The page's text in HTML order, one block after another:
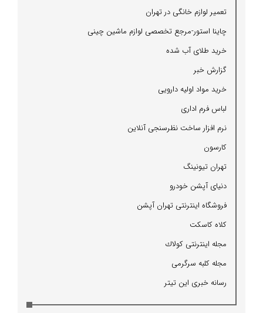
تعمیر لوازم خانگی در تهران
چاینا استور-مرجع تخصصی لوازم ماشین چینی
خرید طلای آب شده
گزارش خبر
خرید مواد اولیه دارویی
لباس فرم اداری
نرم افزار ساخت نظرسنجی آنلاین
كارسون
تهران تیونینگ
دنیای آپشن خودرو
فروشگاه اینترنتی تهران آپشن
كلاه كاسكت
مجله اینترنتی كولاك
مجله كلبه سرگرمی
رسانه خبری این تیتر